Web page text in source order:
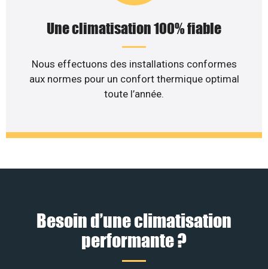
Une climatisation 100% fiable
Nous effectuons des installations conformes
aux normes pour un confort thermique optimal
toute l’année.
Besoin d’une climatisation
performante ?